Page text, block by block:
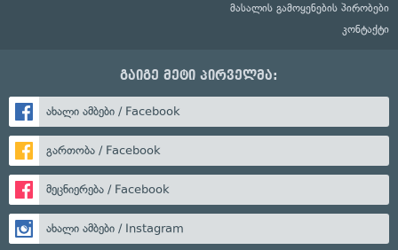
მასალის გამოყენების პირობები
კონტაქტი
გაიგე მეტი პირველმა:
ახალი ამბები / Facebook
გართობა / Facebook
მეცნიერება / Facebook
ახალი ამბები / Instagram